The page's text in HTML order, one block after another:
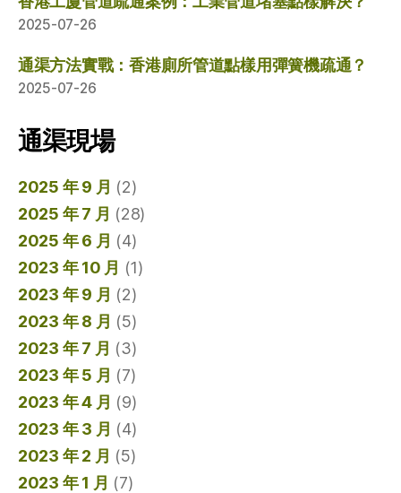
2025-07-26
通渠方法實戰：香港廁所管道點樣用彈簧機疏通？
2025-07-26
通渠現場
2025 年 9 月 (2)
2025 年 7 月 (28)
2025 年 6 月 (4)
2023 年 10 月 (1)
2023 年 9 月 (2)
2023 年 8 月 (5)
2023 年 7 月 (3)
2023 年 5 月 (7)
2023 年 4 月 (9)
2023 年 3 月 (4)
2023 年 2 月 (5)
2023 年 1 月 (7)